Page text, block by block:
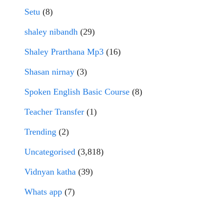
Setu (8)
shaley nibandh (29)
Shaley Prarthana Mp3 (16)
Shasan nirnay (3)
Spoken English Basic Course (8)
Teacher Transfer (1)
Trending (2)
Uncategorised (3,818)
Vidnyan katha (39)
Whats app (7)